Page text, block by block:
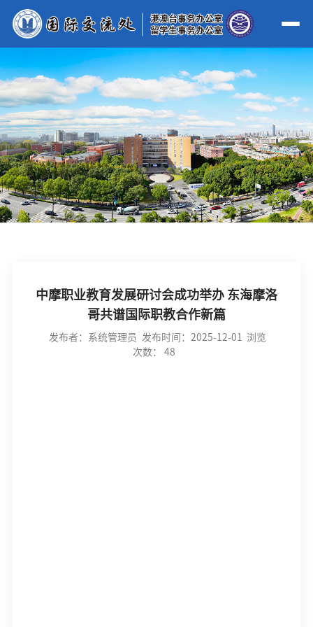
中摩职业教育发展研讨会成功举办 东海摩洛
哥共谱国际职教合作新篇
发布者：系统管理员 发布时间：2025-12-01
浏览
次数：
48